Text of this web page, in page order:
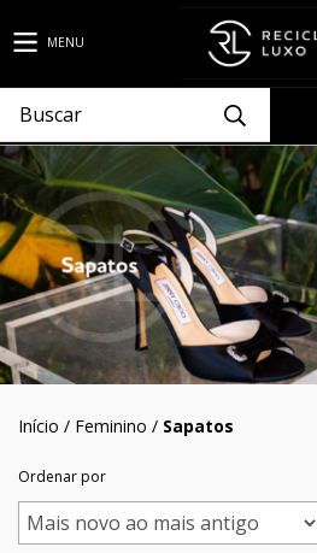
MENU
Início / Feminino / Sapatos
Ordenar por